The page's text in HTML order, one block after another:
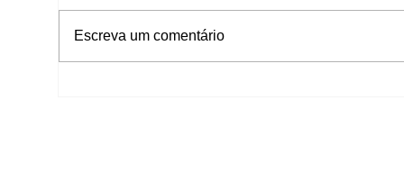
Escreva um comentário